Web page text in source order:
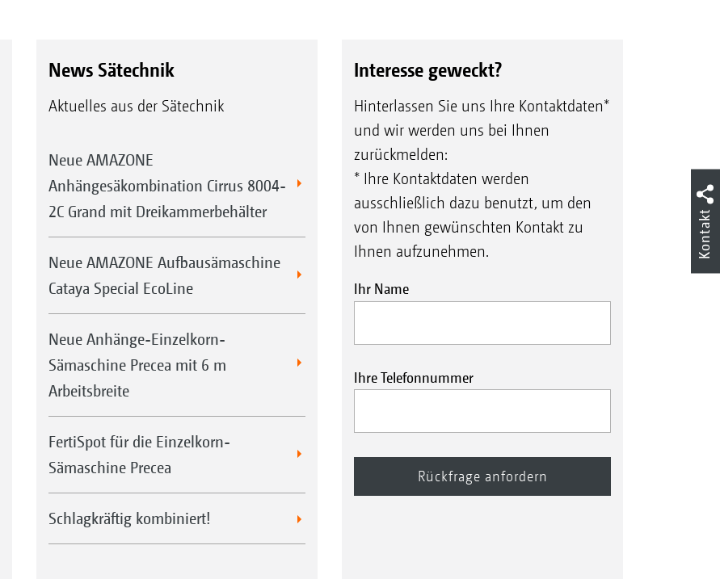
News Sätechnik
Aktuelles aus der Sätechnik
Neue AMAZONE
Anhängesäkombination Cirrus 8004-
2C Grand mit Dreikammerbehälter
Neue AMAZONE Aufbausämaschine
Cataya Special EcoLine
Neue Anhänge-Einzelkorn-
Sämaschine Precea mit 6 m
Arbeitsbreite
FertiSpot für die Einzelkorn-
Sämaschine Precea
Schlagkräftig kombiniert!
Interesse geweckt?
Hinterlassen Sie uns Ihre Kontaktdaten*
und wir werden uns bei Ihnen
zurückmelden:
* Ihre Kontaktdaten werden
ausschließlich dazu benutzt, um den
von Ihnen gewünschten Kontakt zu
Ihnen aufzunehmen.
Ihr Name
Ihre Telefonnummer
Kontakt